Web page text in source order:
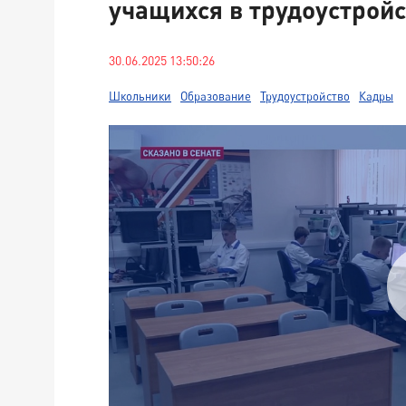
учащихся в
30.06.2025 13:50:26
Школьники Образование Трудоустройство Кадры